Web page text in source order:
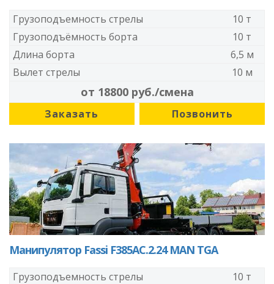
Грузоподъемность стрелы
10 т
Грузоподъёмность борта
10 т
Длина борта
6,5 м
Вылет стрелы
10 м
от 18800 руб./смена
Заказать Позвонить
Манипулятор Fassi F385AC.2.24 MAN TGA
Грузоподъемность стрелы
10 т